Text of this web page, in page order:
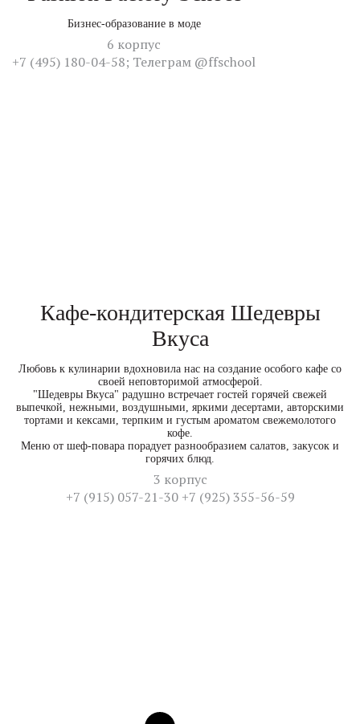
Бизнес-образование в моде
6 корпус
+7 (495) 180-04-58; Телеграм @ffschool
Кафе-кондитерская Шедевры
Вкуса
Любовь к кулинарии вдохновила нас на создание особого кафе со
своей неповторимой атмосферой.
"Шедевры Вкуса" радушно встречает гостей горячей свежей
выпечкой, нежными, воздушными, яркими десертами, авторскими
тортами и кексами, терпким и густым ароматом свежемолотого
кофе.
Меню от шеф-повара порадует разнообразием салатов, закусок и
горячих блюд.
3 корпус
+7 (915) 057-21-30 +7 (925) 355-56-59